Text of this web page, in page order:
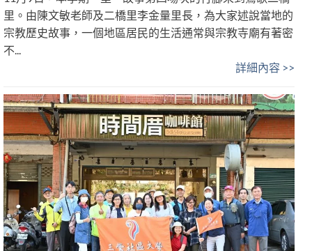
里。由陳文敏老師及二橋里李金量里長，為大家述說當地的
宗教歷史故事，一個地區居民的生活通常與宗教寺廟有著密
不...
詳細內容 >>